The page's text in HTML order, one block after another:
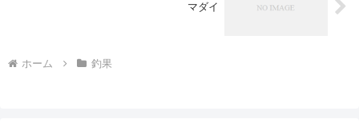
マダイ
ホーム 釣果